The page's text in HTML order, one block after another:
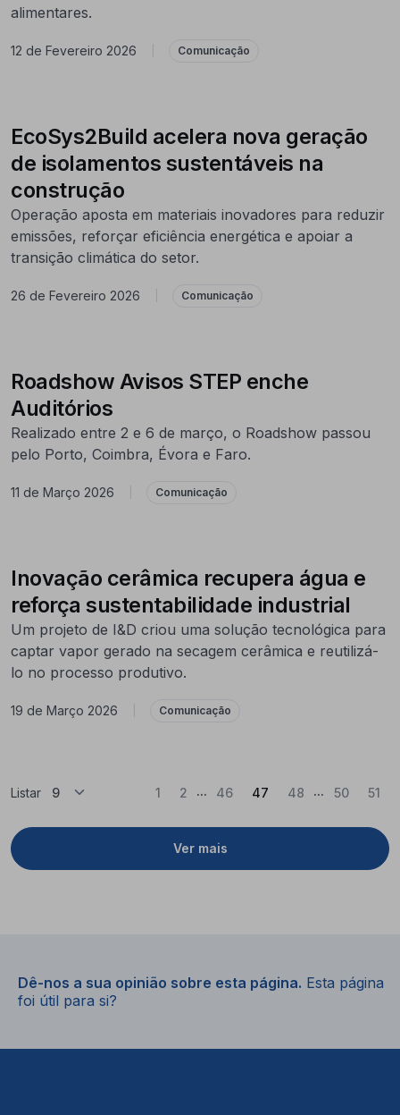
alimentares.
12 de Fevereiro 2026 Comunicação
EcoSys2Build acelera nova geração
de isolamentos sustentáveis na
construção
Operação aposta em materiais inovadores para reduzir
emissões, reforçar eficiência energética e apoiar a
transição climática do setor.
26 de Fevereiro 2026 Comunicação
Roadshow Avisos STEP enche
Auditórios
Realizado entre 2 e 6 de março, o Roadshow passou
pelo Porto, Coimbra, Évora e Faro.
11 de Março 2026 Comunicação
Inovação cerâmica recupera água e
reforça sustentabilidade industrial
Um projeto de I&D criou uma solução tecnológica para
captar vapor gerado na secagem cerâmica e reutilizá-
lo no processo produtivo.
19 de Março 2026 Comunicação
Listar
Ver mais
1 2 ... 46 47 (Atual)
48 ... 50 51
Dê-nos a sua opinião sobre esta página. Esta página
foi útil para si?